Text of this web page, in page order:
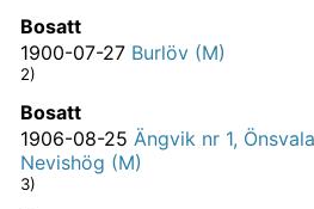
Bosatt
1900-07-27 Burlöv (M)
2)
Bosatt
1906-08-25 Ängvik nr 1,
Nevishög (M)
3)